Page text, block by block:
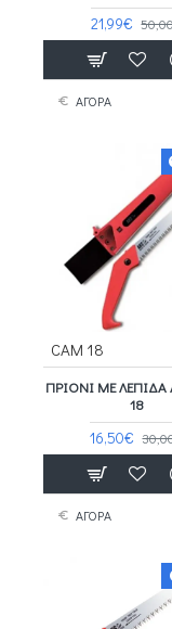
21,99€
ΑΓΟΡΑ
CAM 18
ΠΡΙΌΝΙ ΜΕ ΛΕΠΊΔΑ
18
16,50€
ΑΓΟΡΑ